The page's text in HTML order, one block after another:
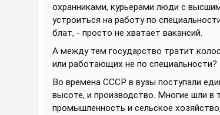
охранниками, курьерами люди с
устроиться на работу по
блат, - просто не хватает вакансий.
А между тем государство тратит
или работающих не по специальности?
Во времена СССР в вузы поступали
высоте, и производство. Многие шли в
промышленность и сельское